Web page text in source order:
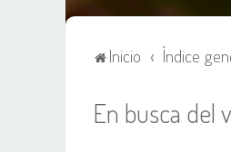
Inicio Índice
En busca del